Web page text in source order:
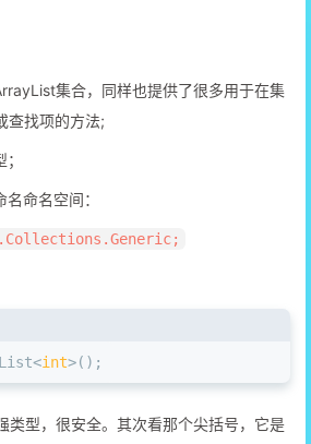
集合，同样也提供了很多用于在集
查找项的方法;
命名空间：
int>();
类型，很安全。其次看那个尖括号，它是